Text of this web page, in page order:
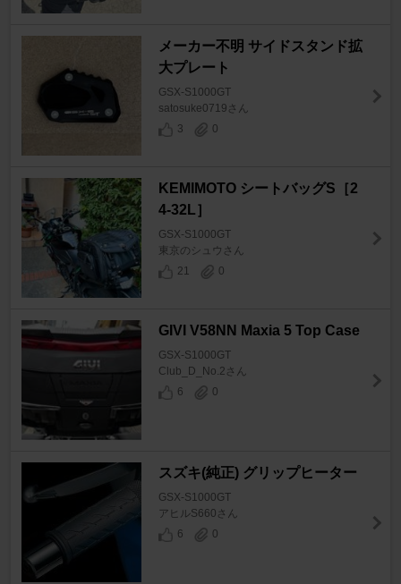
メーカー不明 サイドスタンド拡
大プレート
GSX-S1000GT
satosuke0719さん
3
0
KEMIMOTO シートバッグS［2
4-32L］
GSX-S1000GT
東京のシュウさん
21
0
GIVI V58NN Maxia 5 Top Case
GSX-S1000GT
Club_D_No.2さん
6
0
スズキ(純正) グリップヒーター
GSX-S1000GT
アヒルS660さん
6
0